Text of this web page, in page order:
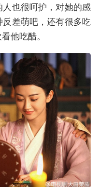
也很呵护，对她的感
差萌吧，还有很多吃
他吃醋。